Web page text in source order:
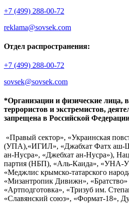
+7 (499) 288-00-72
reklama@sovsek.com
Отдел распространения:
+7 (499) 288-00-72
sovsek@sovsek.com
*Организации и физические лица,
террористов и экстремистов,
запрещена в Российской
«Правый сектор», «Украинская
(УПА),«ИГИЛ», «Джабхат Фатх аш-
ан-Нусра», «Джебхат ан-Нусра»),
партия (НБП), «Аль-Каида», «УНА-
«Меджлис крымско-татарского
«Мизантропик Дивижн», «Братство»
«Артподготовка», «Тризуб им.
«Славянский союз», «Формат-18»,